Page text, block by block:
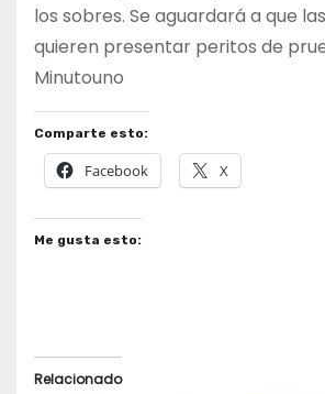
los sobres. Se aguardará a que
quieren presentar peritos de
Minutouno
Comparte esto:
Facebook X
Me gusta esto:
Relacionado